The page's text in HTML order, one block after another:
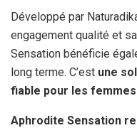
Développé par
engagement qualité et
Sensation bénéficie
long terme. C’est une
fiable pour les
Aphrodite Sensation